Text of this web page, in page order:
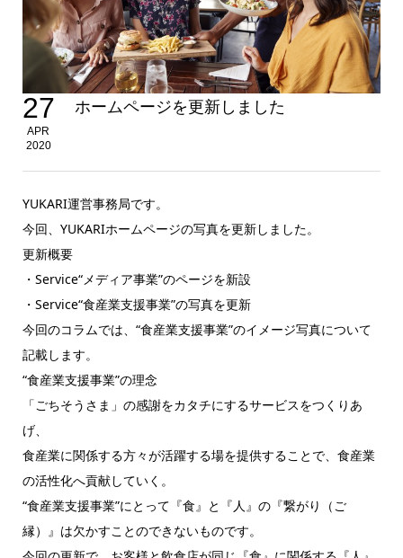
27
APR
2020
ホームページを更新しました
YUKARI運営事務局です。
今回、YUKARIホームページの写真を更新しました。
更新概要
・Service“メディア事業”のページを新設
・Service“食産業支援事業”の写真を更新
今回のコラムでは、“食産業支援事業”のイメージ写真について
記載します。
“食産業支援事業”の理念
「ごちそうさま」の感謝をカタチにするサービスをつくりあ
げ、
食産業に関係する方々が活躍する場を提供することで、食産業
の活性化へ貢献していく。
“食産業支援事業”にとって『食』と『人』の『繋がり（ご
縁）』は欠かすことのできないものです。